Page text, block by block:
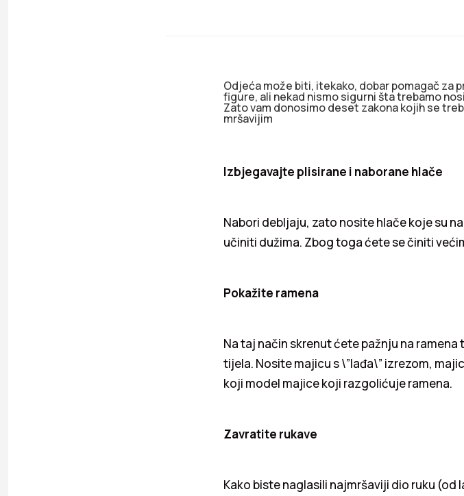
Odjeća može biti, itekako, dobar pomagač za
figure, ali nekad nismo sigurni šta trebamo
Zato vam donosimo deset zakona kojih se
mršavijim
Izbjegavajte plisirane i naborane hlače
Nabori debljaju, zato nosite hlače koje su
učiniti dužima. Zbog toga ćete se činiti
Pokažite ramena
Na taj način skrenut ćete pažnju na
tijela. Nosite majicu s \”lađa\” izrezom,
koji model majice koji razgolićuje ramena.
Zavratite rukave
Kako biste naglasili najmršaviji dio ruku